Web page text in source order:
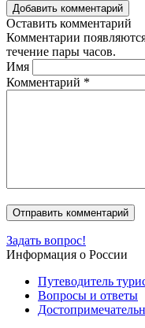
Добавить комментарий
Оставить комментарий
Комментарии
течение пары часов.
Имя
Комментарий *
Задать вопрос!
Информация о России
Путеводитель
Вопросы и ответы